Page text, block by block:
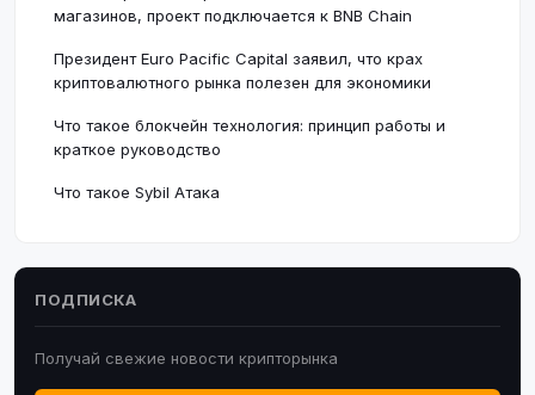
магазинов, проект подключается к BNB Chain
Президент Euro Pacific Capital заявил, что крах
криптовалютного рынка полезен для экономики
Что такое блокчейн технология: принцип работы и
краткое руководство
Что такое Sybil Атака
ПОДПИСКА
Получай свежие новости крипторынка